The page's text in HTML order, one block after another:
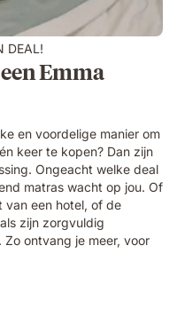
DEAL!
Emma
en voordelige manier om
keer te kopen? Dan zijn
Ongeacht welke deal
matras wacht op jou. Of
van een hotel, of de
zijn zorgvuldig
ontvang je meer, voor